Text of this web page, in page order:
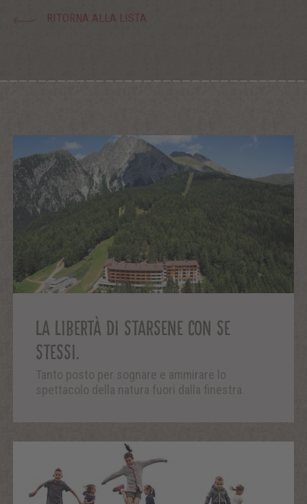
RITORNA ALLA LISTA
LA LIBERTÀ DI STARSENE CON SE
STESSI.
Tanto posto per sognare e ammirare lo
spettacolo della natura fuori dalla finestra.